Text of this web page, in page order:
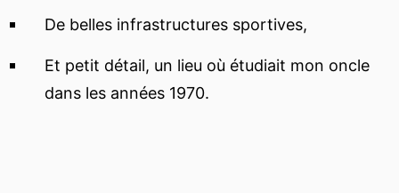
De belles infrastructures sportives,
Et petit détail, un lieu où étudiait mon oncle
dans les années 1970.